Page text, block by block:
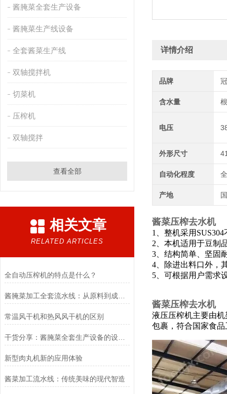
酱腌菜全套生产设备
酱腌菜生产线设备
全套酱菜生产线
双轴搅拌机
切菜机
压榨机
双轴搅拌
查看全部
相关文章
RELATED ARTICLES
全自动压榨机的特点是什么？
酱腌菜加工全套流水线：从原料到成品的全流程管理
常温风干机和热风风干机的区别
干货分享：酱腌菜全套生产设备的设计要求
新型肉丸机新的应用体验
酱菜加工流水线：传统美味的现代智造
详情介绍
品牌
含水量
电压
外形尺寸
自动化程度
产地
酱菜压榨去水机
1、整机采用
2、本机适用于豆制
3、结构简单、坚固
4、除进出料口外，
5、可根据用户需求
酱菜压榨去水机
液压压榨机主要由
包裹，符合国家食